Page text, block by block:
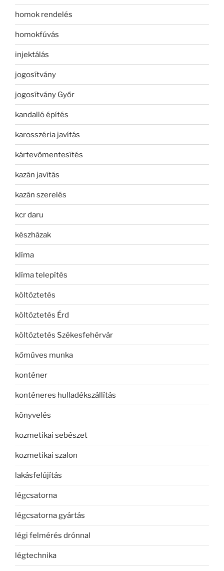
homok rendelés
homokfúvás
injektálás
jogosítvány
jogosítvány Győr
kandalló építés
karosszéria javítás
kártevőmentesítés
kazán javítás
kazán szerelés
kcr daru
készházak
klíma
klíma telepítés
költöztetés
költöztetés Érd
költöztetés Székesfehérvár
kőműves munka
konténer
konténeres hulladékszállítás
könyvelés
kozmetikai sebészet
kozmetikai szalon
lakásfelújítás
légcsatorna
légcsatorna gyártás
légi felmérés drónnal
légtechnika